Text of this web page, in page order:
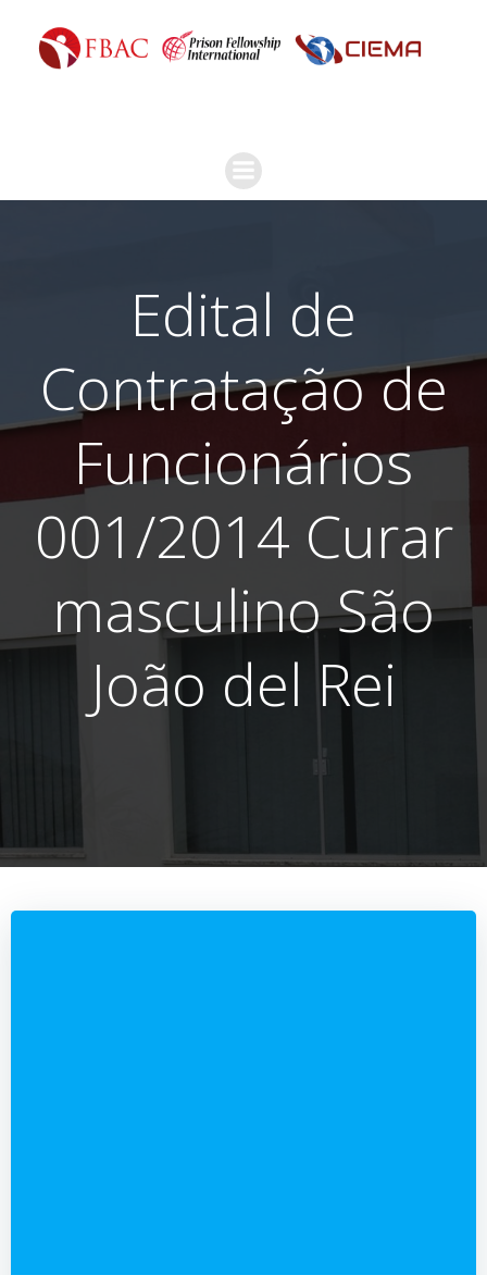
Edital de
Contratação de
Funcionários
001/2014 Curar
masculino São
João del Rei